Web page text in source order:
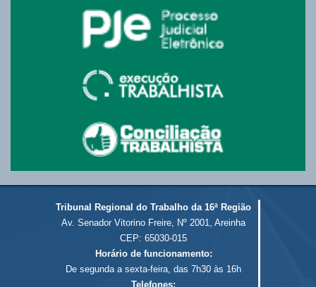
Tribunal Regional do Trabalho da 16ª Região
Av. Senador Vitorino Freire, Nº 2001, Areinha
CEP: 65030-015
Horário de funcionamento:
De segunda a sexta-feira, das 7h30 às 16h
Telefones: